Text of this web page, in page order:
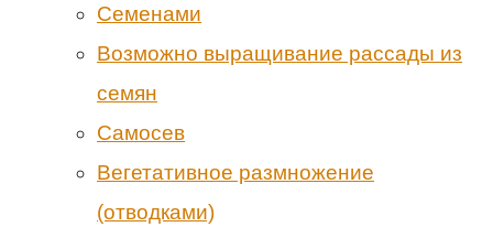
Семенами
Возможно выращивание рассады из
семян
Самосев
Вегетативное размножение
(отводками)